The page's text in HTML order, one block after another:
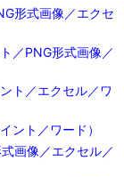
形式画像／エクセ
／PNG形式画像／
ト／エクセル／ワ
ント／ワード）
画像／エクセル／